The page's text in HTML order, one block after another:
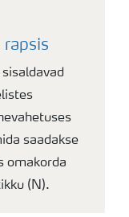
rapsis
saadakse
omakorda
(N).